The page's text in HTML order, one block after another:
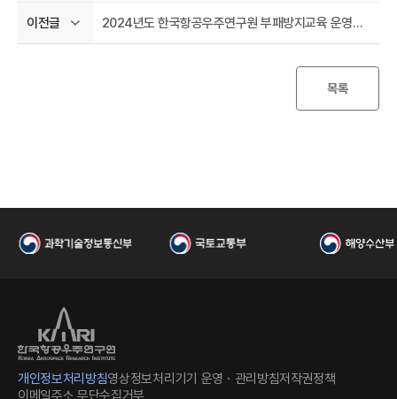
항
이전글 2024년도 한국항공우주연구원 부패방지교육 운영실적 홈페이지 게시
목록
개인정보처리방침영상정보처리기기 운영ㆍ관리방침저작권정책
이메일주소 무단수집거부